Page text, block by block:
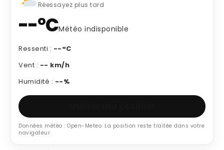
Réessayez plus tard
--°CMétéo indisponible
Ressenti : --°C
Vent : -- km/h
Humidité : --%
Données météo : Open-Meteo. La position reste traitée dans votre
navigateur.